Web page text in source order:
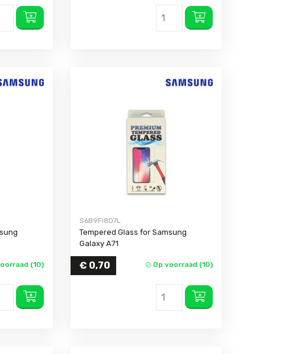
(10)
S6B9FI8D7L
Tempered Glass for Samsung
Galaxy A71
€ 0,70 Op voorraad (10)